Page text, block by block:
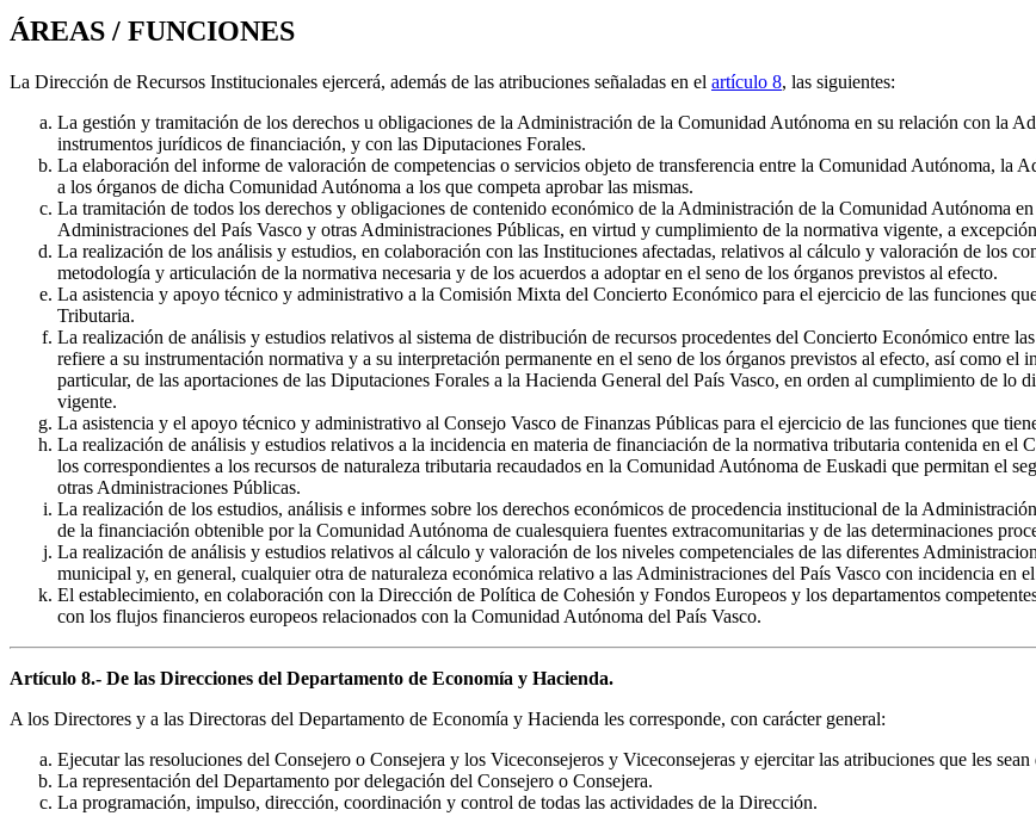
ÁREAS / FUNCIONES
La Dirección de Recursos Institucionales ejercerá, además de las atribuciones señaladas en el artículo 8, las siguientes:
La gestión y tramitación de los derechos u obligaciones de la Administración de la Comunidad Autónoma en su relación con la
instrumentos jurídicos de financiación, y con las Diputaciones Forales.
La elaboración del informe de valoración de competencias o servicios objeto de transferencia entre la Comunidad Autónoma, la
a los órganos de dicha Comunidad Autónoma a los que competa aprobar las mismas.
La tramitación de todos los derechos y obligaciones de contenido económico de la Administración de la Comunidad Autónoma
Administraciones del País Vasco y otras Administraciones Públicas, en virtud y cumplimiento de la normativa vigente, a
La realización de los análisis y estudios, en colaboración con las Instituciones afectadas, relativos al cálculo y valoración de los
metodología y articulación de la normativa necesaria y de los acuerdos a adoptar en el seno de los órganos previstos al efecto.
La asistencia y apoyo técnico y administrativo a la Comisión Mixta del Concierto Económico para el ejercicio de las funciones
Tributaria.
La realización de análisis y estudios relativos al sistema de distribución de recursos procedentes del Concierto Económico entre
refiere a su instrumentación normativa y a su interpretación permanente en el seno de los órganos previstos al efecto, así como el
particular, de las aportaciones de las Diputaciones Forales a la Hacienda General del País Vasco, en orden al cumplimiento de lo
vigente.
La asistencia y el apoyo técnico y administrativo al Consejo Vasco de Finanzas Públicas para el ejercicio de las funciones que
La realización de análisis y estudios relativos a la incidencia en materia de financiación de la normativa tributaria contenida en el
los correspondientes a los recursos de naturaleza tributaria recaudados en la Comunidad Autónoma de Euskadi que permitan el
otras Administraciones Públicas.
La realización de los estudios, análisis e informes sobre los derechos económicos de procedencia institucional de la
de la financiación obtenible por la Comunidad Autónoma de cualesquiera fuentes extracomunitarias y de las determinaciones
La realización de análisis y estudios relativos al cálculo y valoración de los niveles competenciales de las diferentes
municipal y, en general, cualquier otra de naturaleza económica relativo a las Administraciones del País Vasco con incidencia en
El establecimiento, en colaboración con la Dirección de Política de Cohesión y Fondos Europeos y los departamentos
con los flujos financieros europeos relacionados con la Comunidad Autónoma del País Vasco.
Artículo 8.- De las Direcciones del Departamento de Economía y Hacienda.
A los Directores y a las Directoras del Departamento de Economía y Hacienda les corresponde, con carácter general:
Ejecutar las resoluciones del Consejero o Consejera y los Viceconsejeros y Viceconsejeras y ejercitar las atribuciones que les sean
La representación del Departamento por delegación del Consejero o Consejera.
La programación, impulso, dirección, coordinación y control de todas las actividades de la Dirección.